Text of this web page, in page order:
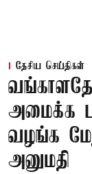
தேசிய செய்திகள்
அமைக்க
வழங்க
அனுமதி